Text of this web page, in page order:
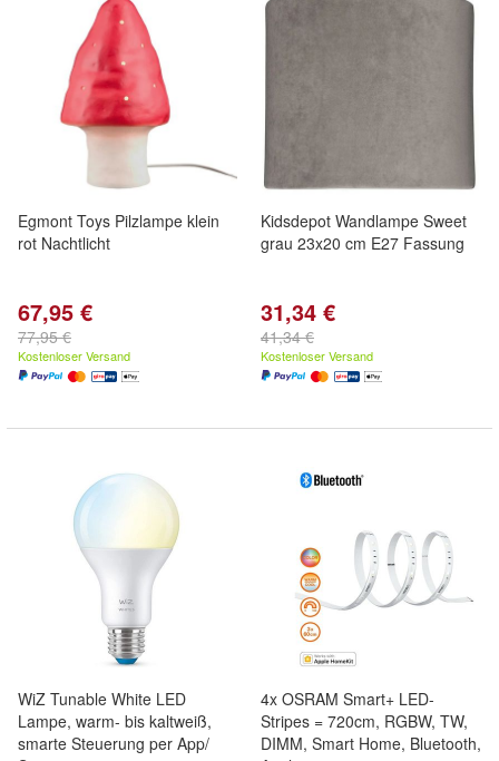
Egmont Toys Pilzlampe klein
rot Nachtlicht
67,95 €
77,95 €
Kostenloser Versand
Kidsdepot Wandlampe Sweet
grau 23x20 cm E27 Fassung
31,34 €
41,34 €
Kostenloser Versand
WiZ Tunable White LED
Lampe, warm- bis kaltweiß,
smarte Steuerung per App/
4x OSRAM Smart+ LED-
Stripes = 720cm, RGBW, TW,
DIMM, Smart Home, Bluetooth,